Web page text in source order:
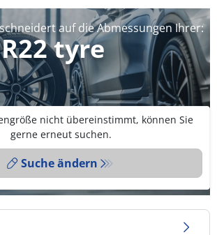
auf die Abmessungen Ihrer:
tyre
nicht übereinstimmt, können Sie
gerne erneut suchen.
Suche ändern